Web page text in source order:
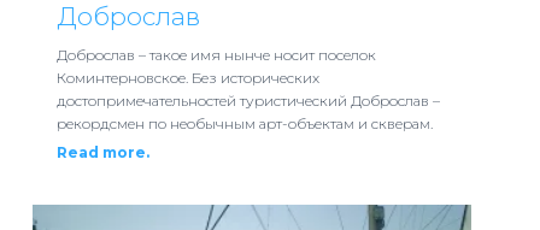
Доброслав
Доброслав – такое имя нынче носит поселок
Коминтерновское. Без исторических
достопримечательностей туристический Доброслав –
рекордсмен по необычным арт-объектам и скверам.
Read more.